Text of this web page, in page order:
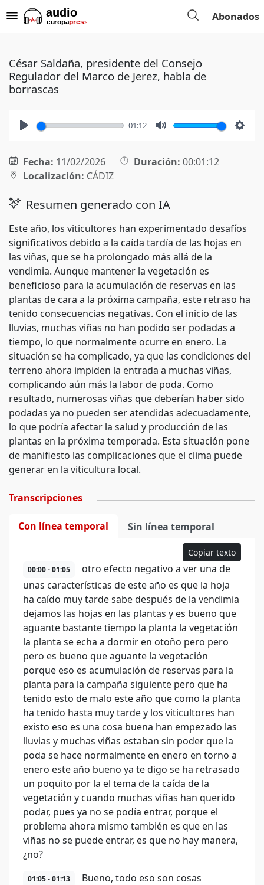
Abonados
César Saldaña, presidente del Consejo
Regulador del Marco de Jerez, habla de
borrascas
01:12
Fecha: 11/02/2026 Duración: 00:01:12
Localización: CÁDIZ
Resumen generado con IA
Este año, los viticultores han experimentado desafíos
significativos debido a la caída tardía de las hojas en
las viñas, que se ha prolongado más allá de la
vendimia. Aunque mantener la vegetación es
beneficioso para la acumulación de reservas en las
plantas de cara a la próxima campaña, este retraso ha
tenido consecuencias negativas. Con el inicio de las
lluvias, muchas viñas no han podido ser podadas a
tiempo, lo que normalmente ocurre en enero. La
situación se ha complicado, ya que las condiciones del
terreno ahora impiden la entrada a muchas viñas,
complicando aún más la labor de poda. Como
resultado, numerosas viñas que deberían haber sido
podadas ya no pueden ser atendidas adecuadamente,
lo que podría afectar la salud y producción de las
plantas en la próxima temporada. Esta situación pone
de manifiesto las complicaciones que el clima puede
generar en la viticultura local.
Transcripciones
Con línea temporal Sin línea temporal
Copiar texto
00:00 - 01:05
otro efecto negativo a ver una de
unas características de este año es que la hoja
ha caído muy tarde sabe después de la vendimia
dejamos las hojas en las plantas y es bueno que
aguante bastante tiempo la planta la vegetación
la planta se echa a dormir en otoño pero pero
pero es bueno que aguante la vegetación
porque eso es acumulación de reservas para la
planta para la campaña siguiente pero que ha
tenido esto de malo este año que como la planta
ha tenido hasta muy tarde y los viticultores han
existo eso es una cosa buena han empezado las
lluvias y muchas viñas estaban sin poder que la
poda se hace normalmente en enero en torno a
enero este año bueno ya te digo se ha retrasado
un poquito por la el tema de la caída de la
vegetación y cuando muchas viñas han querido
podar, pues ya no se podía entrar, porque el
problema ahora mismo también es que en las
viñas no se puede entrar, es que no hay manera,
¿no?
01:05 - 01:13
Bueno, todo eso son cosas